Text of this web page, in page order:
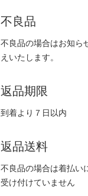
不良品
不良品の場合はお知ら
えいたします。
返品期限
到着より７日以内
返品送料
不良品の場合は着払い
受け付けていません